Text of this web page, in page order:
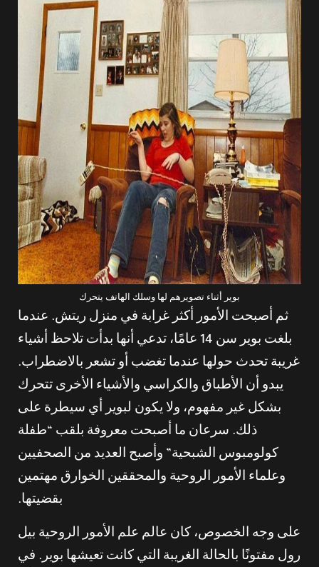
بوير أثناء تصويرهم لها وسلك الهاتف يتحرك
ثم أصبحت الأمور أكثر غرابة في منزل ريتش. عندما
بلغت بوير سن 14 عامًا، تدعي أنها بدأت تلاحظ أشياء
غريبة تحدث حولها عندما تغضب أو تشعر بالاضطراب.
يبدو أن الأطباق والكراسي والأشياء الأخرى تتحرك
بشكل غير مفهوم، ولا يكون لبوير أي سيطرة على
ذلك. سرعان ما أصبحت معروفة بلقب “طفلة
كولومبوس الشبحية” وأصبح العديد من الصحفيين
وعلماء الأمور الروحية والمحققين الخوارق مهتمين
بقضيتها.
على وجه الخصوص، كان عالم علم الأمور الروحية بيل
رول مفتونًا بالحالة الغريبة التي كانت تعيشها بوير. في